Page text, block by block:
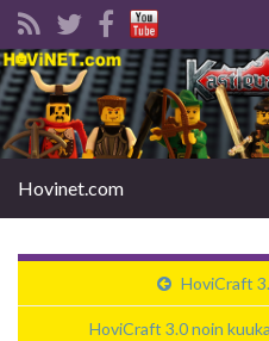
Search for:
Hovinet.com
HoviCraft
HoviCraft 3.0 noin